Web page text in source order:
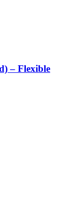
– Flexible